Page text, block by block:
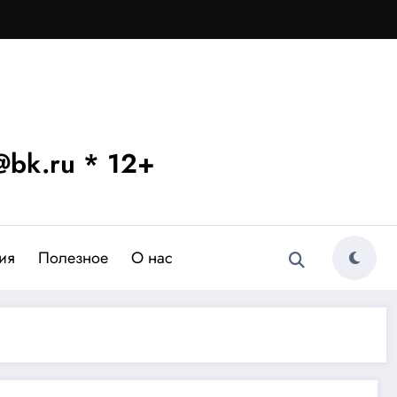
* 12+
Полезное О нас